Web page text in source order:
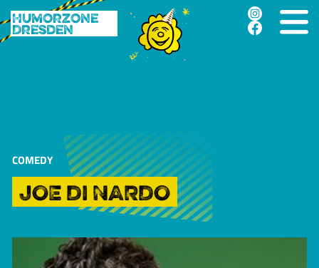
Humorzone
Dresden
COMEDY
JOE DI NARDO